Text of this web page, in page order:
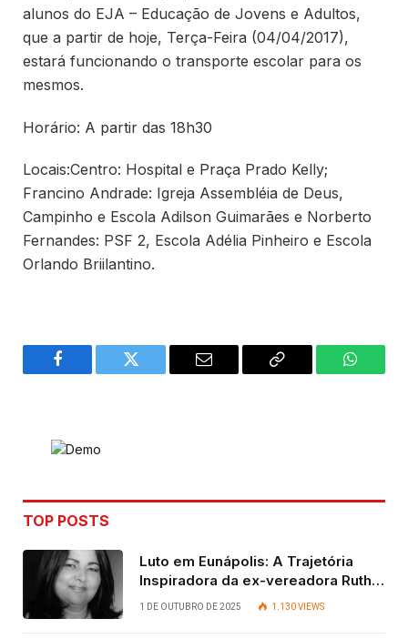
alunos do EJA – Educação de Jovens e Adultos,
que a partir de hoje, Terça-Feira (04/04/2017),
estará funcionando o transporte escolar para os
mesmos.
Horário: A partir das 18h30
Locais:Centro: Hospital e Praça Prado Kelly;
Francino Andrade: Igreja Assembléia de Deus,
Campinho e Escola Adilson Guimarães e Norberto
Fernandes: PSF 2, Escola Adélia Pinheiro e Escola
Orlando Briilantino.
Facebook Twitter Email
Copy
TOP POSTS
Luto em Eunápolis: A Trajetória
Inspiradora da ex-vereadora Ruth
Contadora
1 DE OUTUBRO DE 2025 1.130VIEWS